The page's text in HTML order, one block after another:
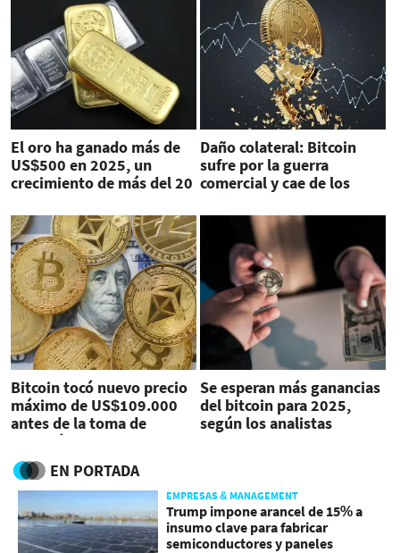
El oro ha ganado más de
US$500 en 2025, un
crecimiento de más del 20
Daño colateral: Bitcoin
sufre por la guerra
comercial y cae de los
Bitcoin tocó nuevo precio
máximo de US$109.000
antes de la toma de
posesión de Trump
Se esperan más ganancias
del bitcoin para 2025,
según los analistas
EN PORTADA
EMPRESAS & MANAGEMENT
Trump impone arancel de 15% a
insumo clave para fabricar
semiconductores y paneles